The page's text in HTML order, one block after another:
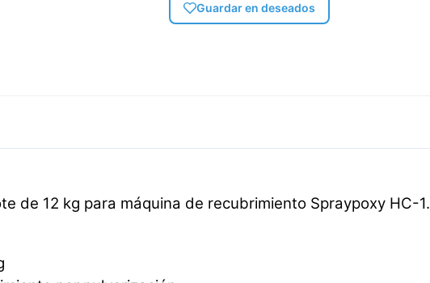
Guardar en deseados
de 12 kg para máquina de recubrimiento Spraypoxy HC-1.